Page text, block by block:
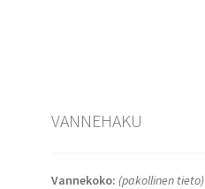
VANNEHAKU
Vannekoko: (pakollinen tieto)